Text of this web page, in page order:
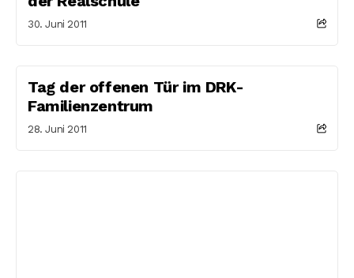
30. Juni 2011
Tag der offenen Tür im DRK-
Familienzentrum
28. Juni 2011